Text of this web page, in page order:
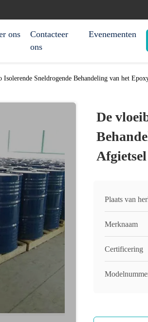
ons
Contacteer
ons
Evenementen
Isolerende Sneldrogende Behandeling van het
De
Afgietsel
Plaats van
Merknaam
Certificering